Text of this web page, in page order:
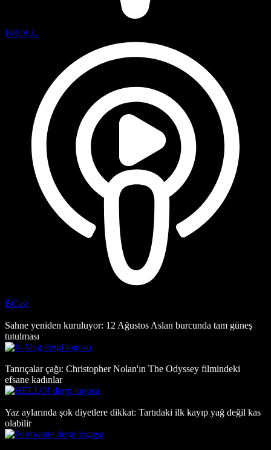
BROLL
BCast
Sahne yeniden kuruluyor: 12 Ağustos Aslan burcunda tam güneş
tutulması
Tanrıçalar çağı: Christopher Nolan'ın The Odyssey filmindeki
efsane kadınlar
Yaz aylarında şok diyetlere dikkat: Tartıdaki ilk kayıp yağ değil kas
olabilir